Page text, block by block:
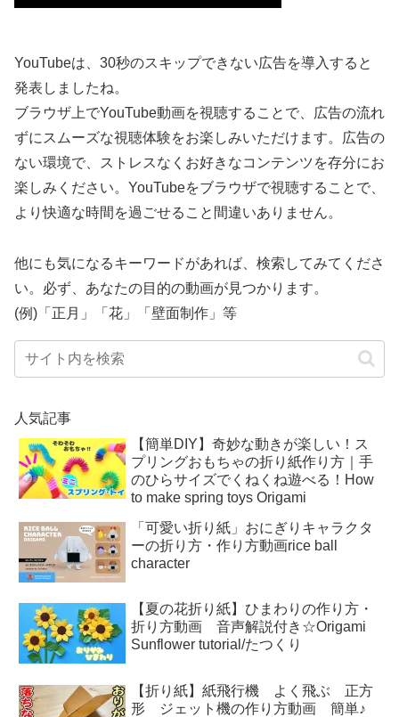
YouTubeは、30秒のスキップできない広告を導入すると
発表しましたね。
ブラウザ上でYouTube動画を視聴することで、広告の流れ
ずにスムーズな視聴体験をお楽しみいただけます。広告の
ない環境で、ストレスなくお好きなコンテンツを存分にお
楽しみください。YouTubeをブラウザで視聴することで、
より快適な時間を過ごせること間違いありません。
他にも気になるキーワードがあれば、検索してみてくださ
い。必ず、あなたの目的の動画が見つかります。
(例)「正月」「花」「壁面制作」等
人気記事
【簡単DIY】奇妙な動きが楽しい！ス
プリングおもちゃの折り紙作り方｜手
のひらサイズでくねくね遊べる！How
to make spring toys Origami
「可愛い折り紙」おにぎりキャラクタ
ーの折り方・作り方動画rice ball
character
【夏の花折り紙】ひまわりの作り方・
折り方動画 音声解説付き☆Origami
Sunflower tutorial/たつくり
【折り紙】紙飛行機 よく飛ぶ 正方
形 ジェット機の作り方動画 簡単♪